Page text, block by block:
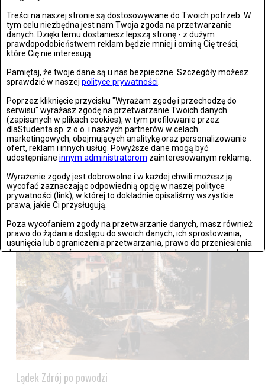
Treści na naszej stronie są dostosowywane do Twoich potrzeb. W
tym celu niezbędna jest nam Twoja zgoda na przetwarzanie
danych. Dzięki temu dostaniesz lepszą stronę - z dużym
prawdopodobieństwem reklam będzie mniej i ominą Cię treści,
które Cię nie interesują.
Pamiętaj, że twoje dane są u nas bezpieczne. Szczegóły możesz
sprawdzić w naszej polityce prywatności
Poprzez kliknięcie przycisku "Wyrażam zgodę i przechodzę do
serwisu" wyrażasz zgodę na przetwarzanie Twoich danych
(zapisanych w plikach cookies), w tym profilowanie przez
dlaStudenta sp. z o.o. i naszych partnerów w celach
marketingowych, obejmujących analitykę oraz personalizowanie
ofert, reklam i innych usług. Powyższe dane mogą być
udostępniane innym administratorom zainteresowanym reklamą.
Wyrażenie zgody jest dobrowolne i w każdej chwili możesz ją
wycofać zaznaczając odpowiednią opcję w naszej polityce
prywatności (link), w której to dokładnie opisaliśmy wszystkie
prawa, jakie Ci przysługują.
Poza wycofaniem zgody na przetwarzanie danych, masz również
prawo do żądania dostępu do swoich danych, ich sprostowania,
usunięcia lub ograniczenia przetwarzania, prawo do przeniesienia
danych czy wyrażenia sprzeciwu wobec przetwarzania danych.
Jeżeli nie chcesz wyrazić zgody na przetwarzanie plików cookies,
przejdź do ustawień zaawansowanych
Wyrażam zgodę i przechodzę do serwisu
Zdjęć: 26
Stronie Śląskie w ruinach: skutki niszczycielskiej powodzi
Zdjęć: 25
Lądek Zdrój po powodzi